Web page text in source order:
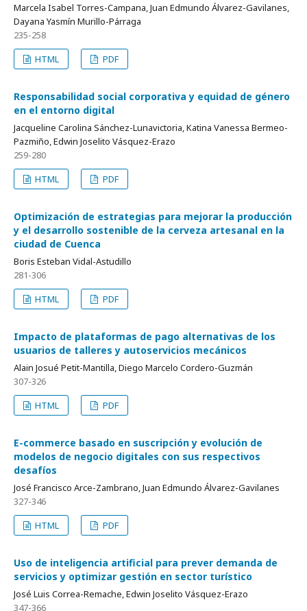
Marcela Isabel Torres-Campana, Juan Edmundo Álvarez-Gavilanes,
Dayana Yasmín Murillo-Párraga
235-258
HTML
PDF
Responsabilidad social corporativa y equidad de género
en el entorno digital
Jacqueline Carolina Sánchez-Lunavictoria, Katina Vanessa Bermeo-
Pazmiño, Edwin Joselito Vásquez-Erazo
259-280
HTML
PDF
Optimización de estrategias para mejorar la producción
y el desarrollo sostenible de la cerveza artesanal en la
ciudad de Cuenca
Boris Esteban Vidal-Astudillo
281-306
HTML
PDF
Impacto de plataformas de pago alternativas de los
usuarios de talleres y autoservicios mecánicos
Alain Josué Petit-Mantilla, Diego Marcelo Cordero-Guzmán
307-326
HTML
PDF
E-commerce basado en suscripción y evolución de
modelos de negocio digitales con sus respectivos
desafíos
José Francisco Arce-Zambrano, Juan Edmundo Álvarez-Gavilanes
327-346
HTML
PDF
Uso de inteligencia artificial para prever demanda de
servicios y optimizar gestión en sector turístico
José Luis Correa-Remache, Edwin Joselito Vásquez-Erazo
347-366